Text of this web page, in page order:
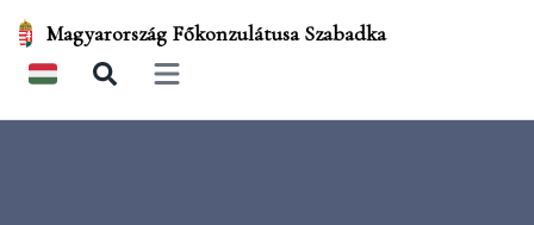
Magyarország Főkonzulátusa Szabadka
Open main menu